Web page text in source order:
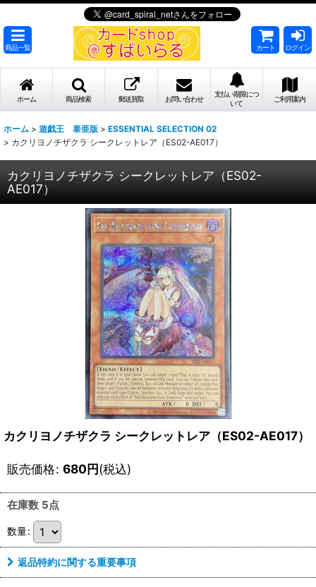
商品一覧 カート ログイン
ホーム 商品検索 郵送買取 お問い合わせ
支払い期限につ
いて
ご利用案内
ホーム > 遊戯王 泰亜版 > ESSENTIAL SELECTION 02
> カクリヨノチザクラ シークレットレア（ES02-AE017）
カクリヨノチザクラ シークレットレア（ES02-
AE017）
カクリヨノチザクラ シークレットレア（ES02-AE017）
販売価格: 680円(税込)
在庫数 5点
数量:
返品特約に関する重要事項